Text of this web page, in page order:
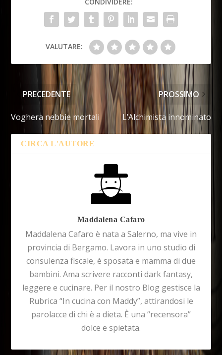
VALUTARE:
PRECEDENTE
Voghera nebbie mortali
PROSSIMO
L’Alchimista innominato
CIRCA L'AUTORE
Maddalena Cafaro
Maddalena Cafaro è nata a Salerno, ma vive in
provincia di Bergamo. Lavora in uno studio di
consulenza fiscale, è sposata e mamma di due
bambini. Ama scrivere racconti dark fantasy,
leggere e cucinare. Per il nostro Blog gestisce la
Rubrica “In cucina con Maddy”, attirandosi le
parolacce di chi è a dieta. È una “recensora”
dolce e spietata.